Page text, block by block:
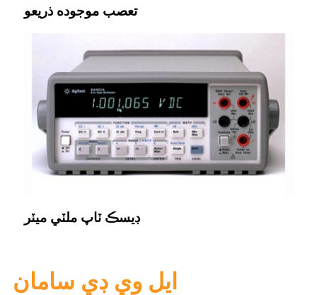
تعصب موجوده ذريعو
ڊيسڪ ٽاپ ملٽي ميٽر
ايل وي ڊي سامان